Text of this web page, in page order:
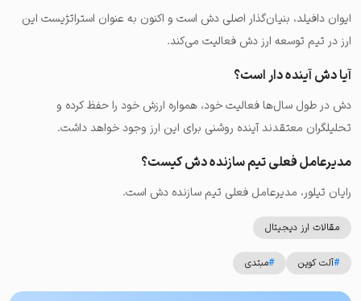
ایوان دافیلد، بنیان‌گذار اصلی دش است و اکنون به عنوان استراتژیست این
ارز در تیم توسعه ارز دش فعالیت می‌کند.
آیا دش آینده دار است؟
دش در طول سال‌ها فعالیت خود، همواره ارزش خود را حفظ کرده و
تحلیلگران معتقدند آینده روشنی برای این ارز وجود خواهد داشت.
مدیرعامل فعلی تیم سازنده دش کیست؟
رایان تیلور، مدیرعامل فعلی تیم سازنده دش است.
مقالات ارز دیجیتال
#آلت کوین #مبتدی